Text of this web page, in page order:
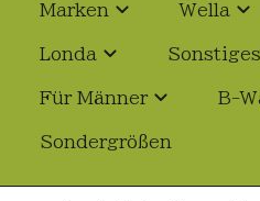
Marken Wella
Londa Sonstiges
Für Männer B-
Sondergrößen